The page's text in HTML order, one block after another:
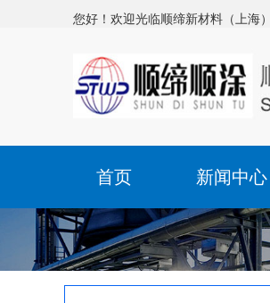
您好！欢迎光临顺缔新材料（上海
首页 新闻中心